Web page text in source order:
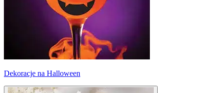
Dekoracje na Halloween